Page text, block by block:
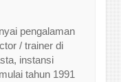
pengalaman
/ trainer di
instansi
tahun 1991